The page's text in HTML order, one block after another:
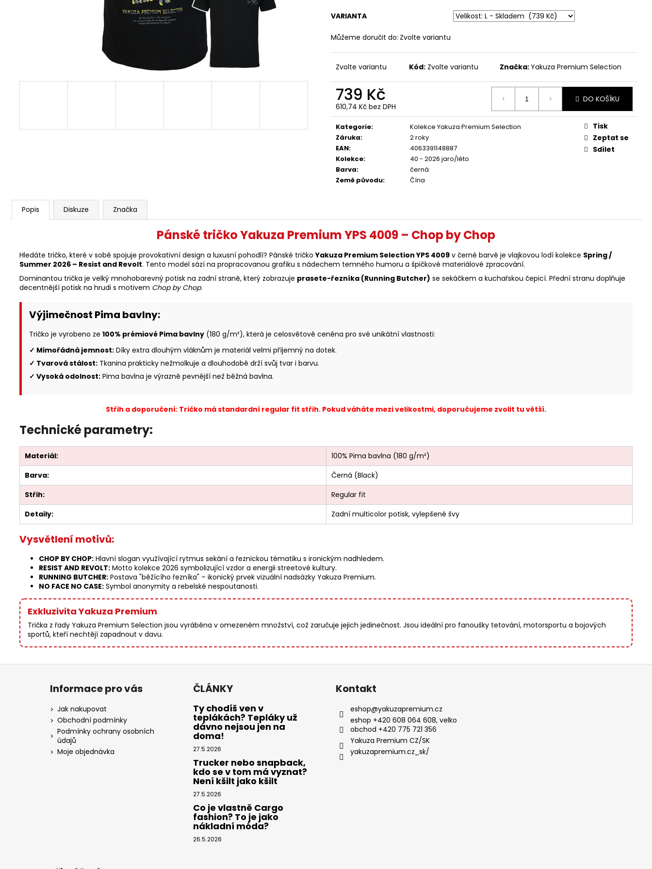
VARIANTA
Můžeme doručit do: Zvolte variantu
Zvolte variantu Kód: Zvolte variantu Značka:Yakuza Premium Selection
739 Kč
610,74 Kč bez DPH
Měrná
cena:
DO KOŠÍKU
Kategorie:
Kolekce Yakuza Premium Selection
Záruka:
2 roky
EAN:
4063391148887
Kolekce:
40 - 2026 jaro/léto
Barva:
černá
Země původu: Čína
Tisk
Zeptat se
Sdílet
Popis Diskuze Značka
Pánské tričko Yakuza Premium YPS 4009 – Chop by Chop
Hledáte tričko, které v sobě spojuje provokativní design a luxusní pohodlí? Pánské tričkoYakuza Premium Selection YPS 4009 v černé barvě je vlajkovou lodí kolekce Spring /
Summer 2026 – Resist and Revolt. Tento model sází na propracovanou grafiku s nádechem temného humoru a špičkové materiálové zpracování.
Dominantou trička je velký mnohobarevný potisk na zadní straně, který zobrazuje prasete-řezníka (Running Butcher) se sekáčkem a kuchařskou čepicí. Přední stranu doplňuje
decentnější potisk na hrudi s motivem Chop by Chop.
Výjimečnost Pima bavlny:
Tričko je vyrobeno ze 100% prémiové Pima bavlny (180 g/m²), která je celosvětově ceněna pro své unikátní vlastnosti:
✓ Mimořádná jemnost: Díky extra dlouhým vláknům je materiál velmi příjemný na dotek.
✓ Tvarová stálost: Tkanina prakticky nežmolkuje a dlouhodobě drží svůj tvar i barvu.
✓ Vysoká odolnost: Pima bavlna je výrazně pevnější než běžná bavlna.
Střih a doporučení: Tričko má standardní regular fit střih. Pokud váháte mezi velikostmi, doporučujeme zvolit tu větší.
Technické parametry:
Materiál:
100% Pima bavlna (180 g/m²)
Barva:
Černá (Black)
Střih:
Regular fit
Detaily:
Zadní multicolor potisk, vylepšené švy
Vysvětlení motivů:
CHOP BY CHOP: Hlavní slogan využívající rytmus sekání a řeznickou tématiku s ironickým nadhledem.
RESIST AND REVOLT: Motto kolekce 2026 symbolizující vzdor a energii streetové kultury.
RUNNING BUTCHER: Postava "běžícího řezníka" – ikonický prvek vizuální nadsázky Yakuza Premium.
NO FACE NO CASE: Symbol anonymity a rebelské nespoutanosti.
Exkluzivita Yakuza Premium
Trička z řady Yakuza Premium Selection jsou vyráběna v omezeném množství, což zaručuje jejich jedinečnost. Jsou ideální pro fanoušky tetování, motorsportu a bojových
sportů, kteří nechtějí zapadnout v davu.
848 Kč 873 Kč
Informace pro vás
Jak nakupovat
Obchodní podmínky
Podmínky ochrany osobních
údajů
Moje objednávka
ČLÁNKY
Ty chodíš ven v
teplákách? Tepláky už
dávno nejsou jen na
doma!
27.5.2026
Trucker nebo snapback,
kdo se v tom má vyznat?
Není kšilt jako kšilt
27.5.2026
Co je vlastně Cargo
fashion? To je jako
nákladní móda?
26.5.2026
Kontakt
eshop@yakuzapremium.cz
eshop +420 608 064 608, velko
obchod +420 775 721 356
Yakuza Premium CZ/SK
yakuzapremium.cz_sk/